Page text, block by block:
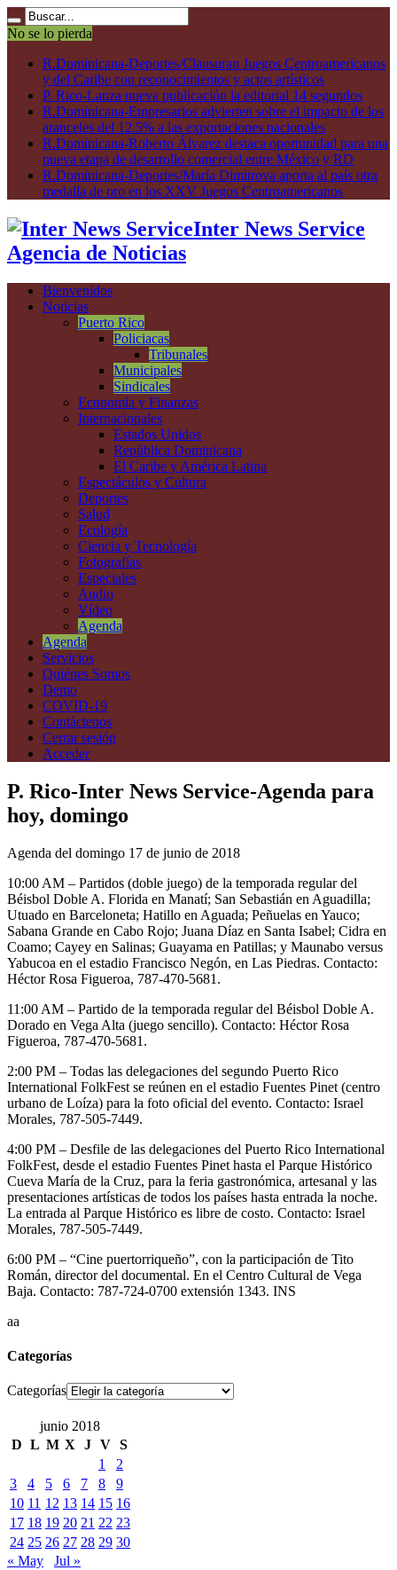
No se lo pierda
R.Dominicana-Deportes/Clausuran Juegos Centroamericanos
y del Caribe con reconocimientos y actos artísticos
P. Rico-Lanza nueva publicación la editorial 14 segundos
R.Dominicana-Empresarios advierten sobre el impacto de los
aranceles del 12.5% a las exportaciones nacionales
R.Dominicana-Roberto Álvarez destaca oportunidad para una
nueva etapa de desarrollo comercial entre México y RD
R.Dominicana-Deportes/María Dimitrova aporta al país otra
medalla de oro en los XXV Juegos Centroamericanos
Inter News Service
Agencia de Noticias
Bienvenidos
Noticias
Puerto Rico
Policiacas
Tribunales
Municipales
Sindicales
Economía y Finanzas
Internacionales
Estados Unidos
República Dominicana
El Caribe y América Latina
Espectáculos y Cultura
Deportes
Salud
Ecología
Ciencia y Tecnología
Fotografías
Especiales
Audio
Vídeo
Agenda
Agenda
Servicios
Quiénes Somos
Demo
COVID-19
Contáctenos
Cerrar sesión
Acceder
P. Rico-Inter News Service-Agenda para
hoy, domingo
Agenda del domingo 17 de junio de 2018
10:00 AM – Partidos (doble juego) de la temporada regular del
Béisbol Doble A. Florida en Manatí; San Sebastián en Aguadilla;
Utuado en Barceloneta; Hatillo en Aguada; Peñuelas en Yauco;
Sabana Grande en Cabo Rojo; Juana Díaz en Santa Isabel; Cidra en
Coamo; Cayey en Salinas; Guayama en Patillas; y Maunabo versus
Yabucoa en el estadio Francisco Negón, en Las Piedras. Contacto:
Héctor Rosa Figueroa, 787-470-5681.
11:00 AM – Partido de la temporada regular del Béisbol Doble A.
Dorado en Vega Alta (juego sencillo). Contacto: Héctor Rosa
Figueroa, 787-470-5681.
2:00 PM – Todas las delegaciones del segundo Puerto Rico
International FolkFest se reúnen en el estadio Fuentes Pinet (centro
urbano de Loíza) para la foto oficial del evento. Contacto: Israel
Morales, 787-505-7449.
4:00 PM – Desfile de las delegaciones del Puerto Rico International
FolkFest, desde el estadio Fuentes Pinet hasta el Parque Histórico
Cueva María de la Cruz, para la feria gastronómica, artesanal y las
presentaciones artísticas de todos los países hasta entrada la noche.
La entrada al Parque Histórico es libre de costo. Contacto: Israel
Morales, 787-505-7449.
6:00 PM – “Cine puertorriqueño”, con la participación de Tito
Román, director del documental. En el Centro Cultural de Vega
Baja. Contacto: 787-724-0700 extensión 1343. INS
aa
Categorías
Categorías
junio 2018
D L M X J V S
1
2
3
4 5 6 7 8
9
10 11 12 13 14 15 16
17 18 19 20 21 22 23
24 25 26 27 28 29 30
« May
Jul »